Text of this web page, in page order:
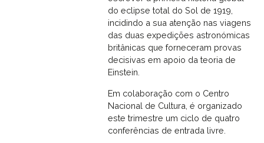
do eclipse total do Sol de 1919,
incidindo a sua atenção nas viagens
das duas expedições astronómicas
britânicas que forneceram provas
decisivas em apoio da teoria de
Einstein.
Em colaboração com o Centro
Nacional de Cultura, é organizado
este trimestre um ciclo de quatro
conferências de entrada livre.